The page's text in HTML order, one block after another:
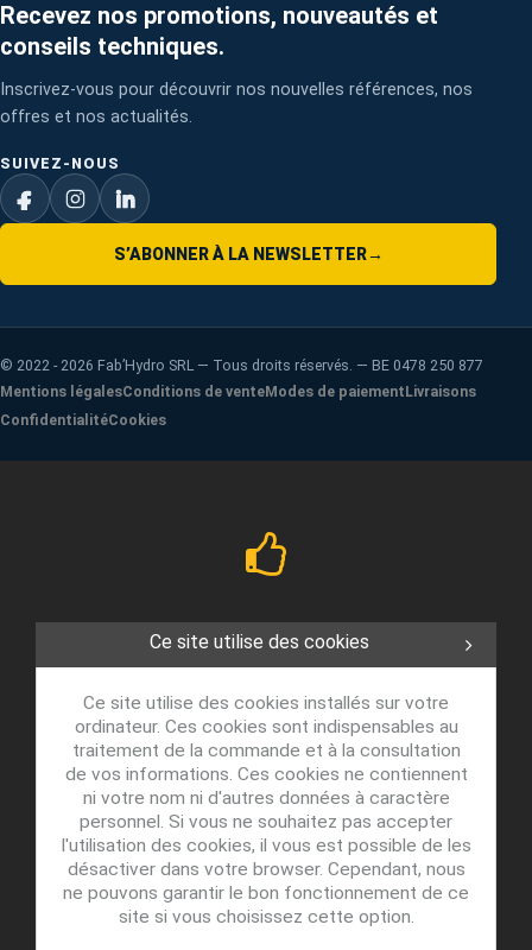
Recevez nos promotions, nouveautés et
conseils techniques.
Inscrivez-vous pour découvrir nos nouvelles références, nos
offres et nos actualités.
SUIVEZ-NOUS
S’ABONNER À LA NEWSLETTER→
© 2022 - 2026 Fab’Hydro SRL — Tous droits réservés. — BE 0478 250 877
Mentions légalesConditions de venteModes de paiementLivraisons
ConfidentialitéCookies
Ce site utilise des cookies
Ce site utilise des cookies installés sur votre
ordinateur. Ces cookies sont indispensables au
traitement de la commande et à la consultation
de vos informations. Ces cookies ne contiennent
ni votre nom ni d'autres données à caractère
personnel. Si vous ne souhaitez pas accepter
l'utilisation des cookies, il vous est possible de les
désactiver dans votre browser. Cependant, nous
ne pouvons garantir le bon fonctionnement de ce
site si vous choisissez cette option.